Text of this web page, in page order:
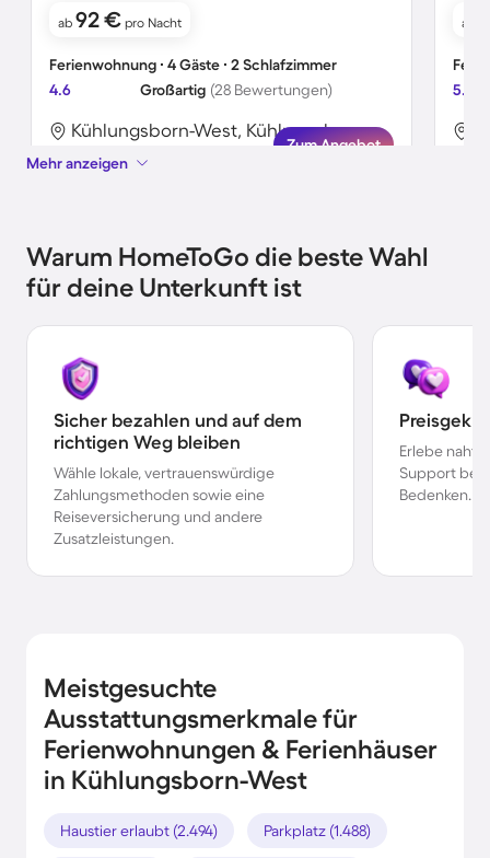
ab 92 € pro Nacht
Ferienwohnung ∙ 4 Gäste ∙ 2 Schlafzimmer
4.6
Großartig (28 Bewertungen)
Kühlungsborn-West, Kühlungsborn, Deutschland
Zum Angebot
ab
5.0
Mehr anzeigen
Warum HomeToGo die beste Wahl
für deine Unterkunft ist
Sicher bezahlen und auf dem
richtigen Weg bleiben
Wähle lokale, vertrauenswürdige
Zahlungsmethoden sowie eine
Reiseversicherung und andere
Zusatzleistungen.
Erlebe
Support bei
Bedenken.
Meistgesuchte
Ausstattungsmerkmale für
Ferienwohnungen & Ferienhäuser
in Kühlungsborn-West
Haustier erlaubt (2.494) Parkplatz (1.488)